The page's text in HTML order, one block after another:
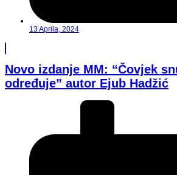
13 Aprila, 2024
Novo izdanje MM: “Čovjek
određuje” autor Ejub Hadžić